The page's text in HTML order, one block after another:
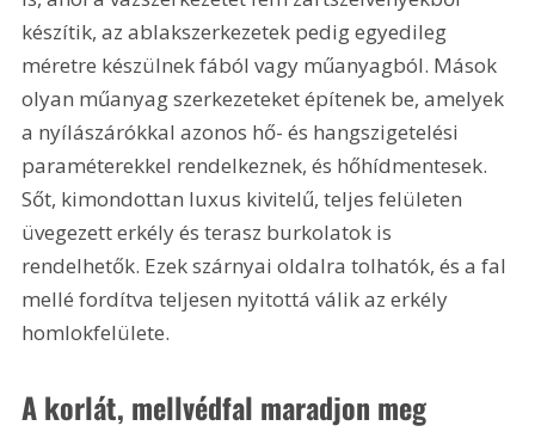
készítik, az ablakszerkezetek pedig egyedileg
méretre készülnek fából vagy műanyagból. Mások
olyan műanyag szerkezeteket építenek be, amelyek
a nyílászárókkal azonos hő- és hangszigetelési
paraméterekkel rendelkeznek, és hőhídmentesek.
Sőt, kimondottan luxus kivitelű, teljes felületen
üvegezett erkély és terasz burkolatok is
rendelhetők. Ezek szárnyai oldalra tolhatók, és a fal
mellé fordítva teljesen nyitottá válik az erkély
homlokfelülete.
A korlát, mellvédfal maradjon meg